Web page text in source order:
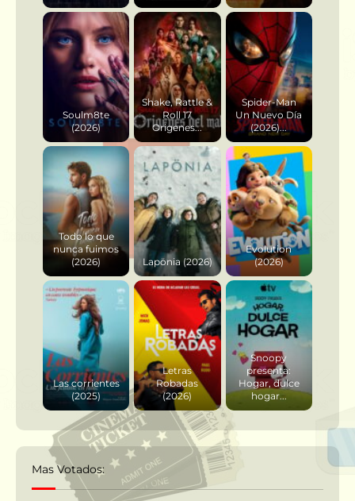
Soulm8te
(2026)
Shake, Rattle &
Roll 17
Origenes...
Spider-Man
Un Nuevo Día
(2026)...
Todo lo que
nunca fuimos
(2026)
Lapönia (2026)
Evolution
(2026)
Las corrientes
(2025)
Letras
Robadas
(2026)
Snoopy
presenta:
Hogar, dulce
hogar...
Mas Votados: